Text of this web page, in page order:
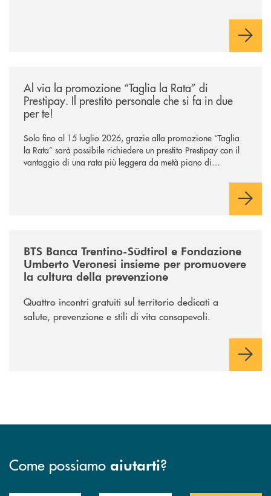
Al via la promozione “Taglia la Rata” di
Prestipay. Il prestito personale che si fa in due
per te!
Solo fino al 15 luglio 2026, grazie alla promozione “Taglia
la Rata” sarà possibile richiedere un prestito Prestipay con il
vantaggio di una rata più leggera da metà piano di
BTS Banca Trentino-Südtirol e Fondazione
Umberto Veronesi insieme per promuovere
la cultura della prevenzione
Quattro incontri gratuiti sul territorio dedicati a
salute, prevenzione e stili di vita consapevoli.
Come possiamo aiutarti?